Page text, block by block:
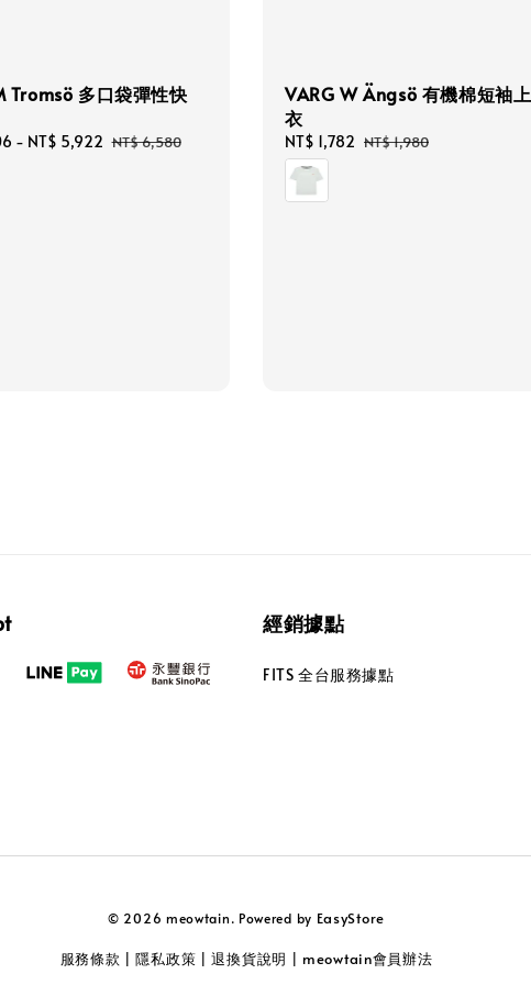
Tromsö 多口袋彈性快
- NT$ 5,922 Regular
NT$ 6,580
VARG W Ängsö 有機棉短袖上
衣
Sale
price
NT$ 1,782 Regular
NT$ 1,980
經銷據點
FITS 全台服務據點
© 2026 meowtain. Powered by EasyStore
服務條款 |隱私政策 |退換貨說明 meowtain會員辦法